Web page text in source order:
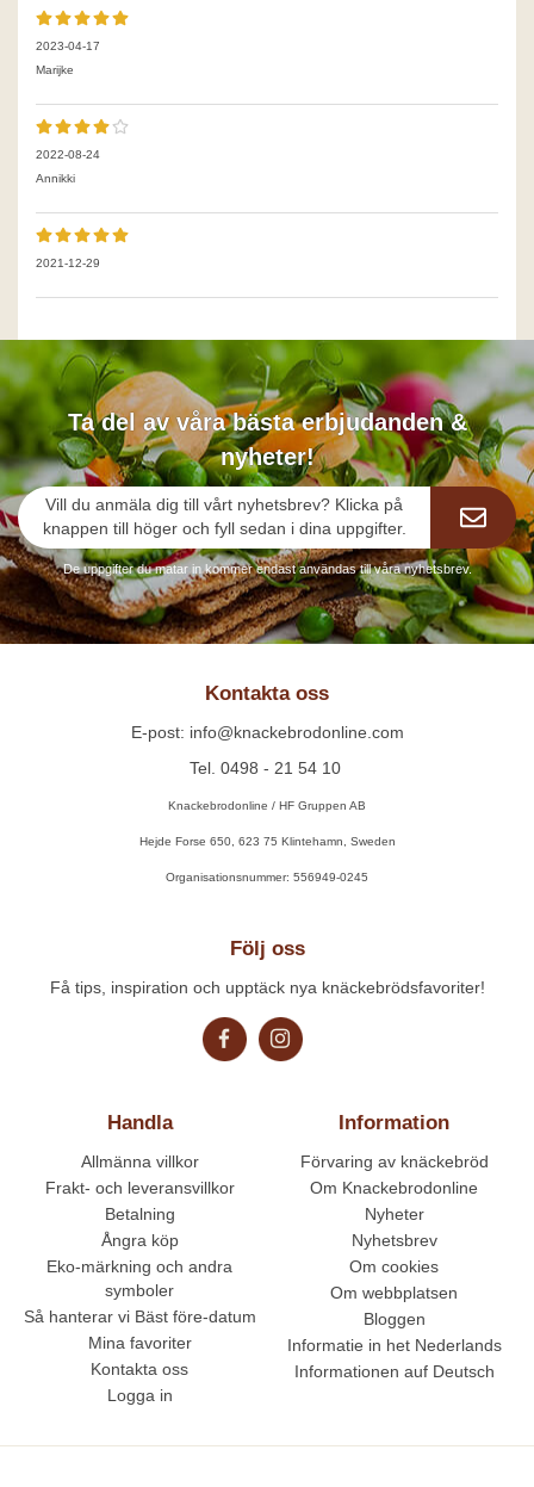
2023-04-17
Marijke
2022-08-24
Annikki
2021-12-29
Ta del av våra bästa erbjudanden &
nyheter!
Vill du anmäla dig till vårt nyhetsbrev? Klicka på
knappen till höger och fyll sedan i dina uppgifter.
De uppgifter du matar in kommer endast användas till våra nyhetsbrev.
Kontakta oss
E-post: info@knackebrodonline.com
Tel. 0498 - 21 54 10
Knackebrodonline / HF Gruppen AB
Hejde Forse 650, 623 75 Klintehamn, Sweden
Organisationsnummer: 556949-0245
Handla
Allmänna villkor
Frakt- och leveransvillkor
Betalning
Ångra köp
Eko-märkning och andra
symboler
Så hanterar vi Bäst före-datum
Mina favoriter
Kontakta oss
Logga in
Information
Förvaring av knäckebröd
Om Knackebrodonline
Nyheter
Nyhetsbrev
Om cookies
Om webbplatsen
Bloggen
Informatie in het Nederlands
Informationen auf Deutsch
Följ oss
Få tips, inspiration och upptäck nya knäckebrödsfavoriter!